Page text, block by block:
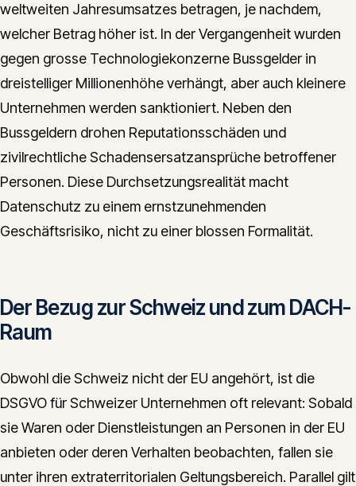
weltweiten Jahresumsatzes betragen, je nachdem,
welcher Betrag höher ist. In der Vergangenheit wurden
gegen grosse Technologiekonzerne Bussgelder in
dreistelliger Millionenhöhe verhängt, aber auch kleinere
Unternehmen werden sanktioniert. Neben den
Bussgeldern drohen Reputationsschäden und
zivilrechtliche Schadensersatzansprüche betroffener
Personen. Diese Durchsetzungsrealität macht
Datenschutz zu einem ernstzunehmenden
Geschäftsrisiko, nicht zu einer blossen Formalität.
Der Bezug zur Schweiz und zum DACH-
Raum
Obwohl die Schweiz nicht der EU angehört, ist die
DSGVO für Schweizer Unternehmen oft relevant: Sobald
sie Waren oder Dienstleistungen an Personen in der EU
anbieten oder deren Verhalten beobachten, fallen sie
unter ihren extraterritorialen Geltungsbereich. Parallel gilt